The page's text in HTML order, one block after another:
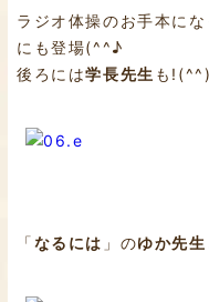
ラジオ体操のお手本に
にも登場(^^♪
後ろには学長先生 も
「なるには 」のゆか先生